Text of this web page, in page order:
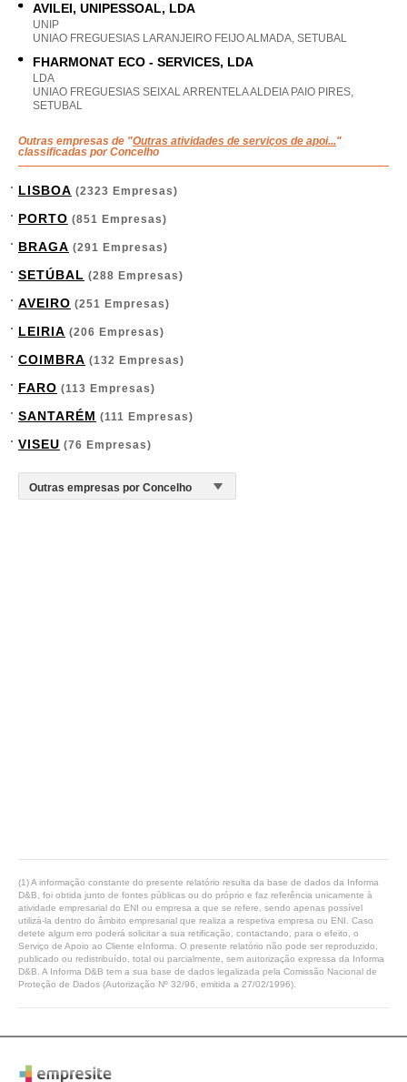
AVILEI, UNIPESSOAL, LDA
UNIP
UNIAO FREGUESIAS LARANJEIRO FEIJO ALMADA, SETUBAL
FHARMONAT ECO - SERVICES, LDA
LDA
UNIAO FREGUESIAS SEIXAL ARRENTELA ALDEIA PAIO PIRES,
SETUBAL
Outras empresas de "Outras atividades de serviços de apoi..."
classificadas por Concelho
LISBOA (2323 Empresas)
PORTO (851 Empresas)
BRAGA (291 Empresas)
SETÚBAL (288 Empresas)
AVEIRO (251 Empresas)
LEIRIA (206 Empresas)
COIMBRA (132 Empresas)
FARO (113 Empresas)
SANTARÉM (111 Empresas)
VISEU (76 Empresas)
(1) A informação constante do presente relatório resulta da base de dados da Informa
D&B, foi obtida junto de fontes públicas ou do próprio e faz referência unicamente à
atividade empresarial do ENI ou empresa a que se refere, sendo apenas possível
utilizá-la dentro do âmbito empresarial que realiza a respetiva empresa ou ENI. Caso
detete algum erro poderá solicitar a sua retificação, contactando, para o efeito, o
Serviço de Apoio ao Cliente eInforma. O presente relatório não pode ser reproduzido,
publicado ou redistribuído, total ou parcialmente, sem autorização expressa da Informa
D&B. A Informa D&B tem a sua base de dados legalizada pela Comissão Nacional de
Proteção de Dados (Autorização Nº 32/96, emitida a 27/02/1996).